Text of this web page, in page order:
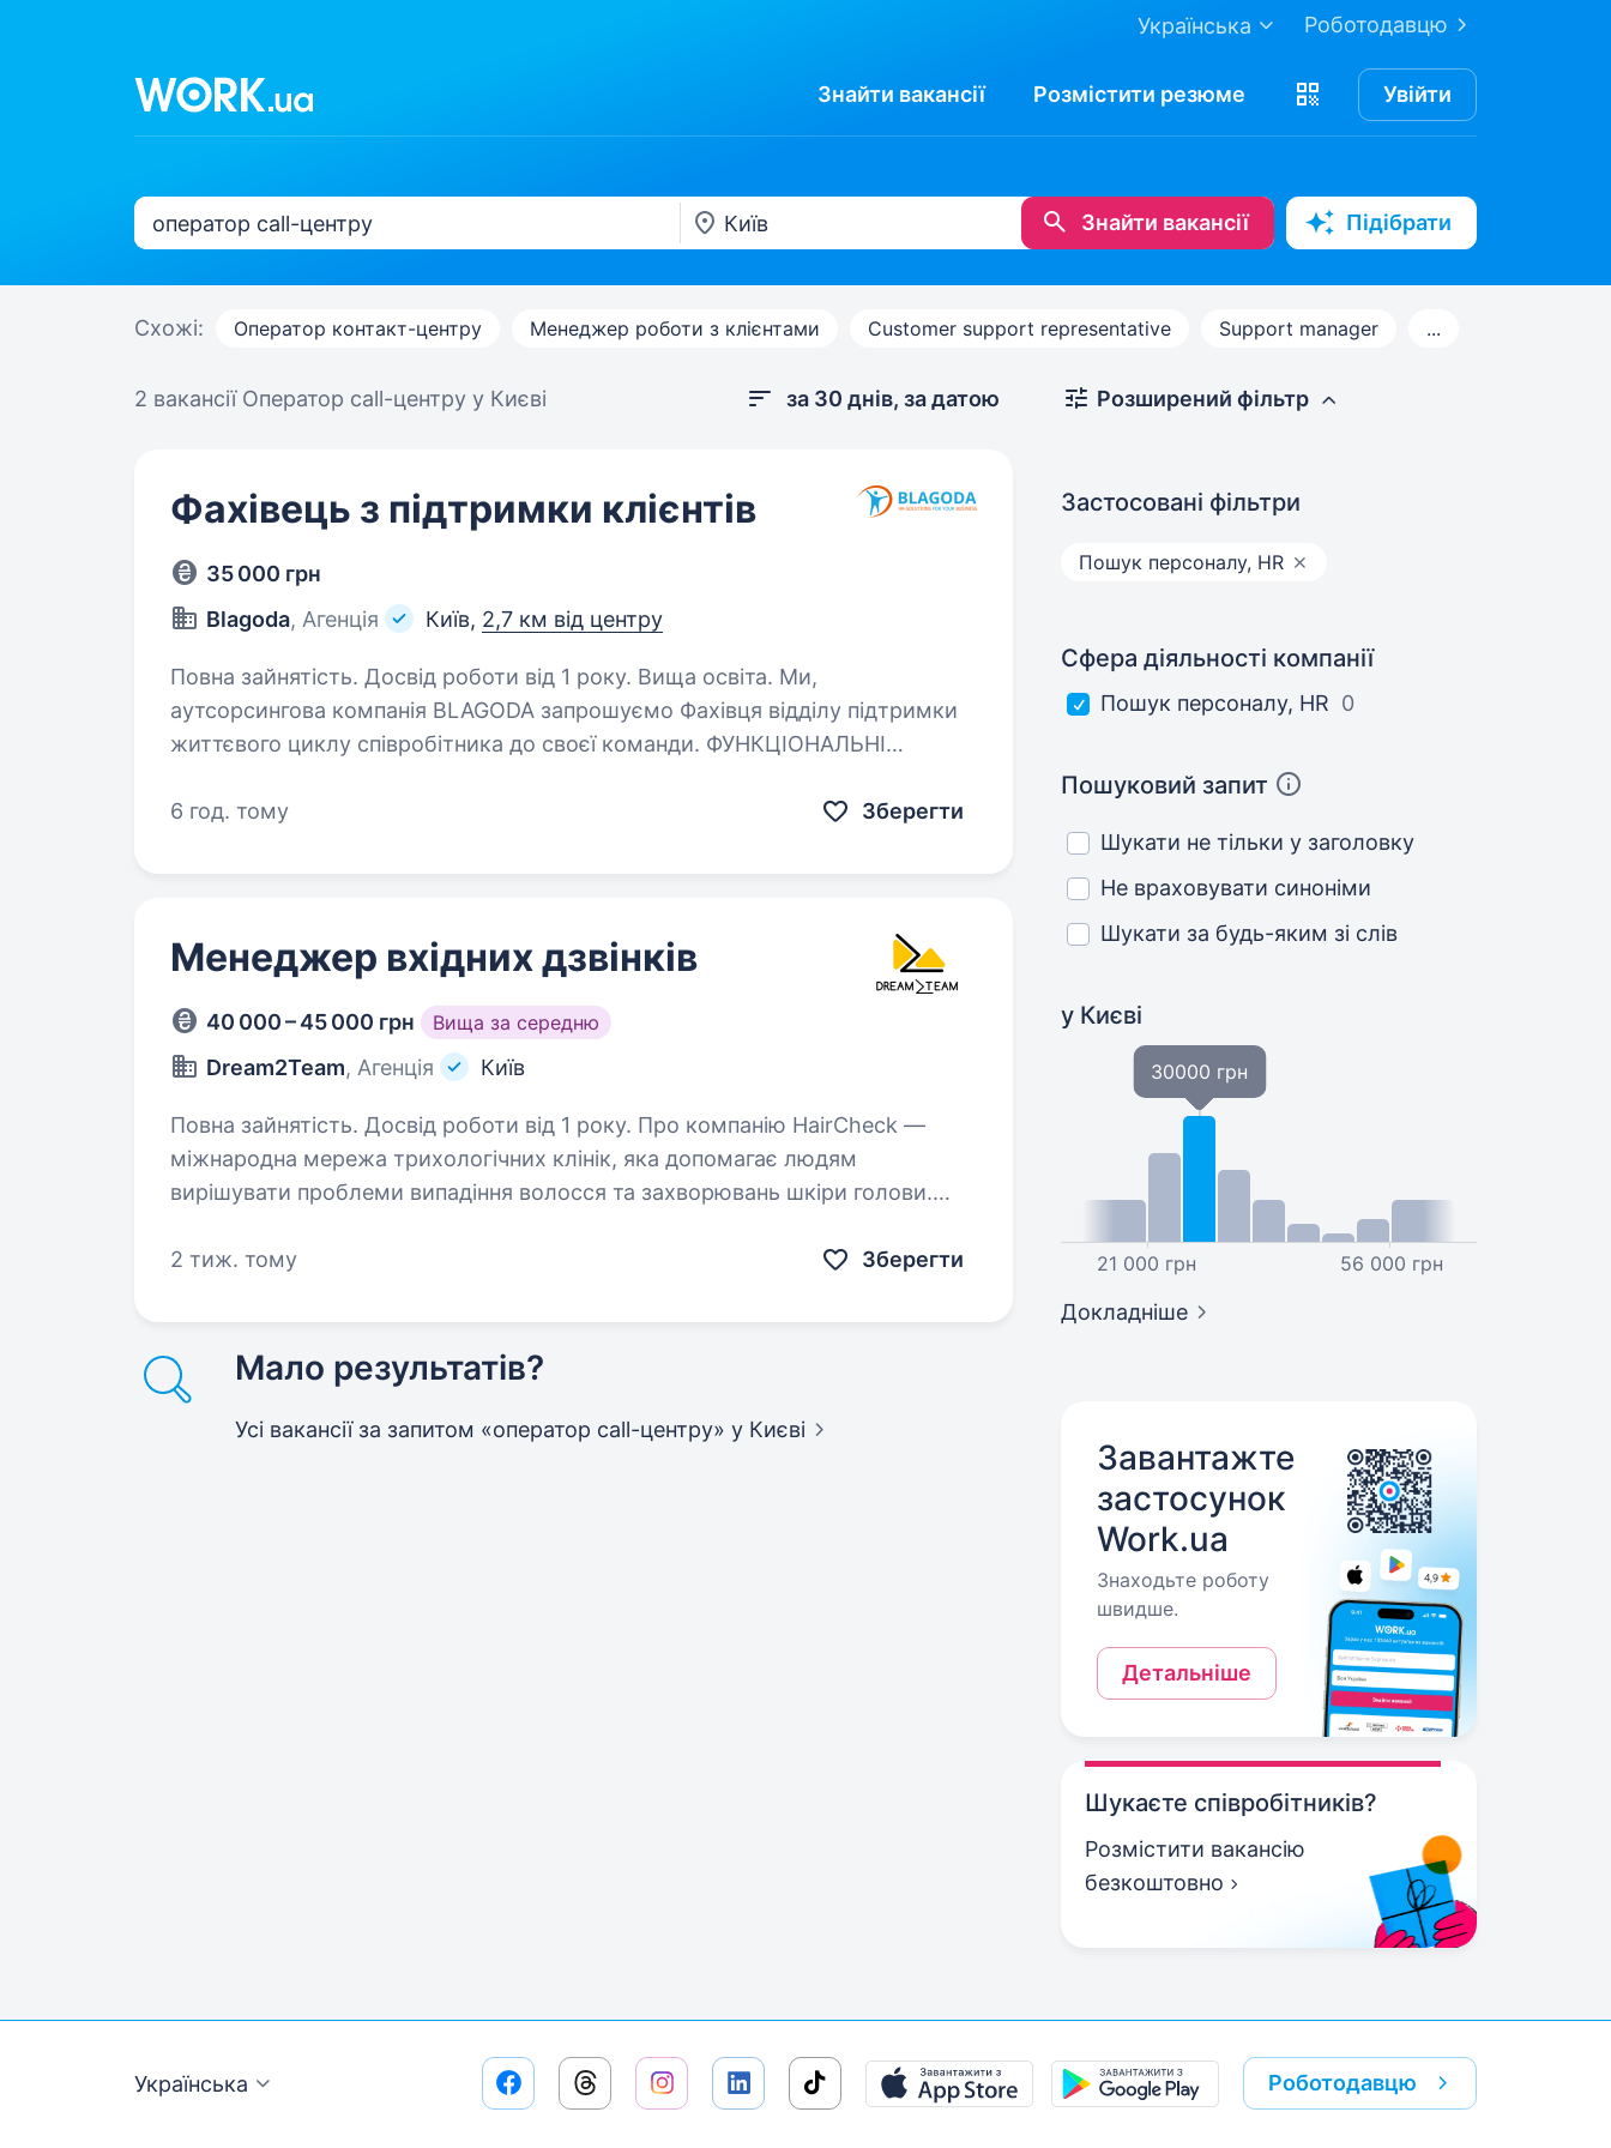
Роботодавцю
Українська
Знайти вакансії Розмістити резюме Увійти
Знайти вакансії Підібрати
Схожі: Оператор контакт-центру Менеджер роботи з клієнтами Customer support representative Support manager ...
2 вакансії Оператор call-центру у Києві за 30 днів, за датою
Фахівець з підтримки клієнтів
35 000 грн
Blagoda, Агенція Київ, 2,7 км від центру
Повна зайнятість. Досвід роботи від 1 року. Вища освіта. Ми,
аутсорсингова компанія BLAGODA запрошуємо Фахівця відділу підтримки
життєвого циклу співробітника до своєї команди. ФУНКЦІОНАЛЬНІ
роботи…
6 год. тому Зберегти
Менеджер вхідних дзвінків
40 000 – 45 000 грн Вища за середню
Dream2Team, Агенція Київ
Повна зайнятість. Досвід роботи від 1 року. Про компанію HairCheck —
міжнародна мережа трихологічних клінік, яка допомагає людям
вирішувати проблеми випадіння волосся та захворювань шкіри голови.
2 тиж. тому
Зберегти
Мало результатів?
Усі вакансії за запитом «оператор call-центру» у Києві
Розширений фільтр
Застосовані фільтри
Пошук персоналу, HR
Сфера діяльності компанії
Пошук персоналу, HR 0
Пошуковий запит
Шукати не тільки у заголовку
Не враховувати синоніми
Шукати за будь-яким зі слів
у Києві
21 000 грн
30000 грн
56 000 грн
Докладніше
Завантажте
застосунок
Work.ua
Знаходьте роботу
швидше.
Детальніше
Шукаєте співробітників?
Розмістити вакансію
безкоштовно
Українська Роботодавцю